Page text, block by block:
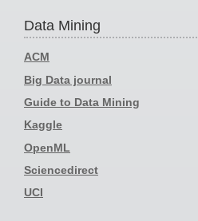
Data Mining
ACM
Big Data journal
Guide to Data Mining
Kaggle
OpenML
Sciencedirect
UCI